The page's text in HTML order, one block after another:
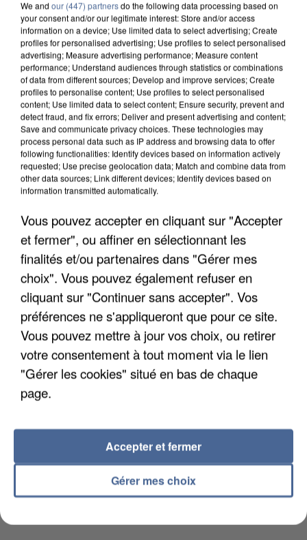
DE FAUNE SAUVAGE SONT...
L’UN DES FONDATEURS SUPPOSÉS DE LA DZ
MAFIA INTERPELLÉ EN ALGÉRIE
We and our (447) partnersdo the following data processing based on
your consent and/or our legitimate interest: Store and/or access
information on a device; Use limited data to select advertising; Create
profiles for personalised advertising; Use profiles to select personalised
advertising; Measure advertising performance; Measure content
performance; Understand audiences through statistics or combinations
of data from different sources; Develop and improve services; Create
profiles to personalise content; Use profiles to select personalised
content; Use limited data to select content; Ensure security, prevent and
detect fraud, and fix errors; Deliver and present advertising and content;
Save and communicate privacy choices. These technologies may
process personal data such as IP address and browsing data to offer
following functionalities: Identify devices based on information actively
requested; Use precise geolocation data; Match and combine data from
other data sources; Link different devices; Identify devices based on
information transmitted automatically.
Vous pouvez accepter en cliquant sur "Accepter
et fermer", ou affiner en sélectionnant les
finalités et/ou partenaires dans "Gérer mes
choix". Vous pouvez également refuser en
cliquant sur "Continuer sans accepter". Vos
préférences ne s'appliqueront que pour ce site.
Vous pouvez mettre à jour vos choix, ou retirer
votre consentement à tout moment via le lien
"Gérer les cookies" situé en bas de chaque
page.
Gérer mes choix
Accepter et fermer